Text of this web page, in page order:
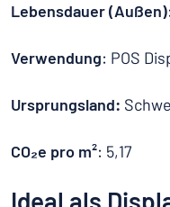
Lebensdauer (Außen)
Verwendung: POS
Ursprungsland:
CO₂e pro m²: 5,17
Ideal als